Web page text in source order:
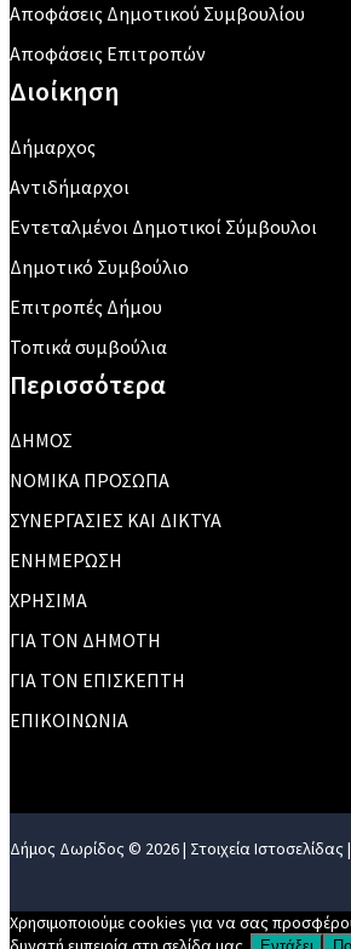
Αποφάσεις Δημοτικού Συμβουλίου
Αποφάσεις Επιτροπών
Διοίκηση
Δήμαρχος
Αντιδήμαρχοι
Εντεταλμένοι Δημοτικοί Σύμβουλοι
Δημοτικό Συμβούλιο
Επιτροπές Δήμου
Τοπικά συμβούλια
Περισσότερα
ΔΗΜΟΣ
ΝΟΜΙΚΑ ΠΡΟΣΩΠΑ
ΣΥΝΕΡΓΑΣΙΕΣ ΚΑΙ ΔΙΚΤΥΑ
ΕΝΗΜΕΡΩΣΗ
ΧΡΗΣΙΜΑ
ΓΙΑ ΤΟΝ ΔΗΜΟΤΗ
ΓΙΑ ΤΟΝ ΕΠΙΣΚΕΠΤΗ
ΕΠΙΚΟΙΝΩΝΙΑ
Δήμος Δωρίδος © 2026 | Στοιχεία Ιστοσελίδας |
Χρησιμοποιούμε cookies για να σας